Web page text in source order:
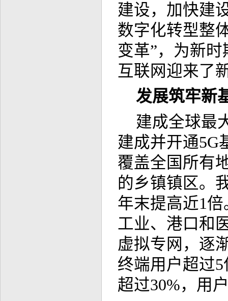
建设，加快建
数字化转型整
变革”，为新
互联网迎来了
发展筑牢新
建成全球最
建成并开通5G
覆盖全国所有
的乡镇镇区。
年末提高近1
工业、港口和
虚拟专网，逐
终端用户超过
超过30%，用